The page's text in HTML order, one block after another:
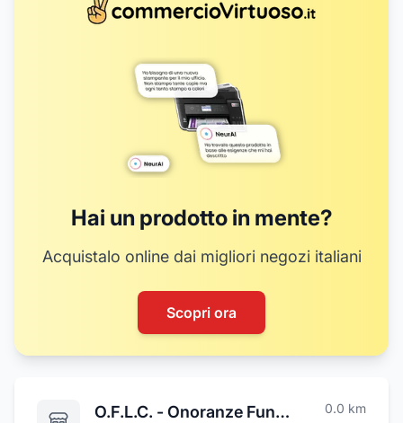
11
16
Hai un prodotto in mente?
Acquistalo online dai migliori negozi italiani
Scopri ora
O.F.L.C. - Onoranze Funebri L'Ultima Casa 0.0 km